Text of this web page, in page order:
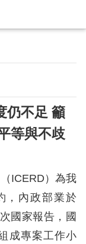
仍不足 籲
等與不歧
ICERD）為我
，內政部業於
國家報告，國
成專案工作小